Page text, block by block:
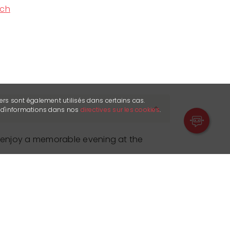
enjoy a memorable evening at the
sont également utilisés dans certains cas.
dans nos directives sur les cookies.